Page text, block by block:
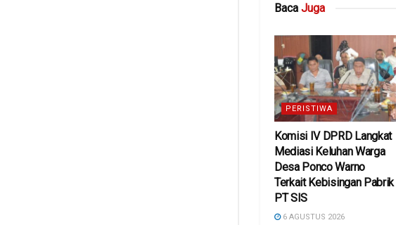
Baca Juga
PERISTIWA
Komisi IV DPRD Langkat
Mediasi Keluhan Warga
Desa Ponco Warno
Terkait Kebisingan Pabrik
PT SIS
6 AGUSTUS 2026